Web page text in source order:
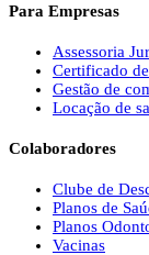
Para Empresas
Assessoria
Certificado
Gestão de
Locação de
Colaboradores
Clube de
Planos de
Planos
Vacinas